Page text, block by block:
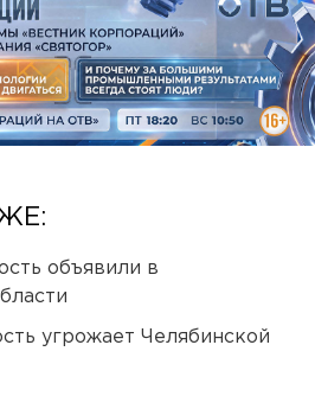
объявили в
угрожает Челябинской